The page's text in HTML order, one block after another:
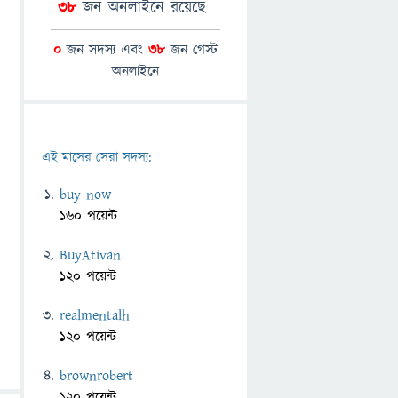
38জন অনলাইনে রয়েছে
0 জন সদস্য এবং 38 জন গেস্ট
অনলাইনে
এই মাসের সেরা সদস্য:
buy now
160 পয়েন্ট
BuyAtivan
120 পয়েন্ট
realmentalh
120 পয়েন্ট
brownrobert